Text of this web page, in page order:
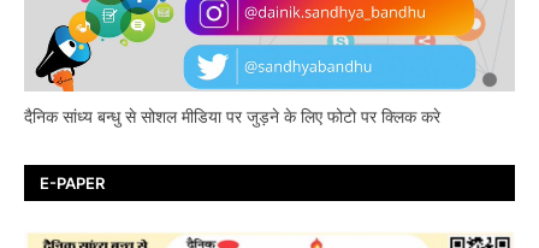
दैनिक सांध्य बन्धु से सोशल मीडिया पर जुड़ने के लिए फोटो पर क्लिक करे
E-PAPER